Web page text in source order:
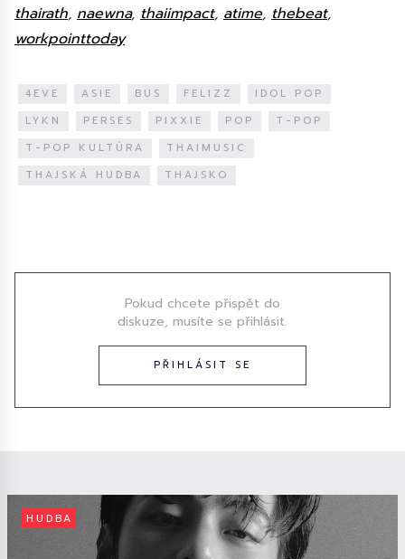
thairath, naewna, thaiimpact, atime, thebeat,
workpointtoday
4EVE ASIE BUS FELIZZ
IDOL POP
LYKN
PERSES PIXXIE POP
T-POP
T-POP KULTÚRA
THAIMUSIC
THAJSKÁ HUDBA
THAJSKO
Pokud chcete přispět do
diskuze, musíte se přihlásit.
PŘIHLÁSIT SE
HUDBA